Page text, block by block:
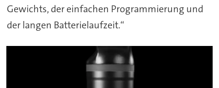
Gewichts, der einfachen Programmierung und
der langen Batterielaufzeit.“